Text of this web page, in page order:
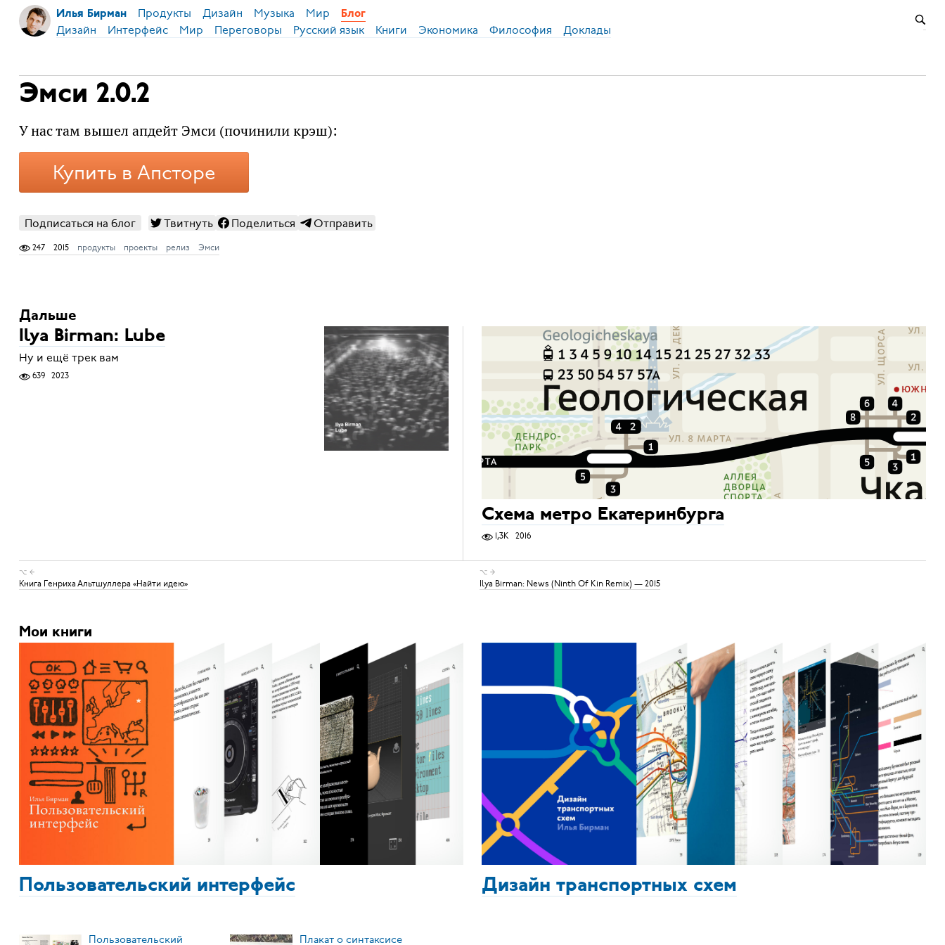
Илья Бирман Продукты Дизайн Музыка Мир Блог
Дизайн Интерфейс Мир Переговоры Русский язык Книги Экономика Философия Доклады
Эмси 2.0.2
У нас там вышел апдейт Эмси (починили крэш):
Купить в Апсторе
Подписаться на блог Твитнуть Поделиться Отправить
247 2015 продукты проекты релиз Эмси
Дальше
Ilya Birman: Lube
Ну и ещё трек вам
639 2023
Схема метро Екатеринбурга
1,3K 2016
⌥ ←
Книга Генриха Альтшуллера «Найти идею»
⌥ →
Ilya Birman: News (Ninth Of Kin Remix) — 2015
Мои книги
Пользовательский интерфейс Дизайн транспортных схем
Пользовательский Плакат о синтаксисе